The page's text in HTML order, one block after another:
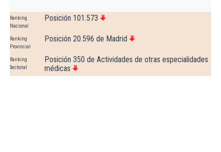
Ranking
Nacional
Posición 101.573
Ranking
Provincial
Posición 20.596 de Madrid
Ranking
Sectorial
Posición 350 de Actividades de otras especialidades
médicas